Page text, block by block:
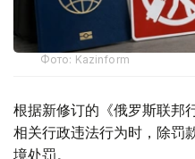
Фото: Kazinform
根据新修订的《俄罗斯联邦
相关行政违法行为时，除罚
境处罚。